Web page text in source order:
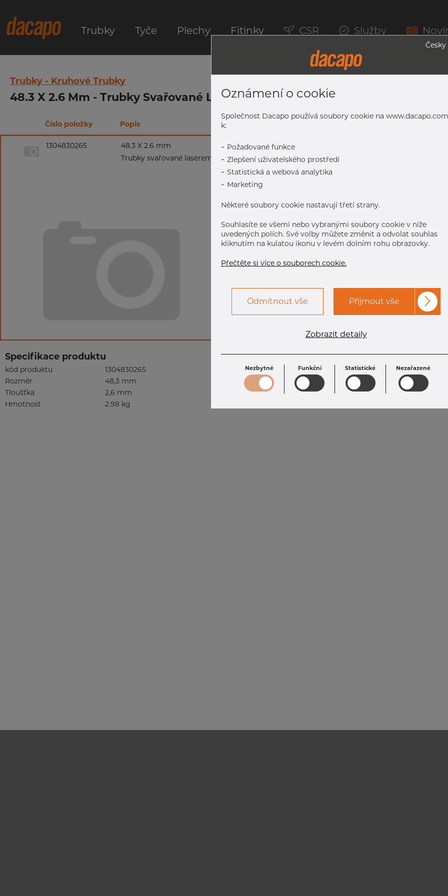
Trubky Tyče Plechy Fitinky CSR Služby
Trubky - Kruhové Trubky
48.3 X 2.6 Mm - Trubky Svařované Laserem, 1.4307, EN 10217-7, Nežíhaná,
Číslo položky Popis
1304830265
48.3 X 2.6 mm
Trubky svařované laserem, 1.4307, EN 10217-7, nežíhaná, mořený
Specifikace produktu
kód produktu
1304830265
Rozměr
48,3 mm
Tloušťka
2,6 mm
Hmotnost
2.98 kg
Česky
Oznámení o cookie
Společnost Dacapo používá soubory cookie na www.dacapo.com
k:
- Požadované funkce
- Zlepšení uživatelského prostředí
- Statistická a webová analytika
- Marketing
Některé soubory cookie nastavují třetí strany.
Souhlasíte se všemi nebo vybranými soubory cookie v níže
uvedených polích. Své volby můžete změnit a odvolat souhlas
kliknutím na kulatou ikonu v levém dolním rohu obrazovky.
Přečtěte si více o souborech cookie.
Odmítnout vše Přijmout vše
Zobrazit detaily
Nezbytné Funkční Statistické Nezařazené